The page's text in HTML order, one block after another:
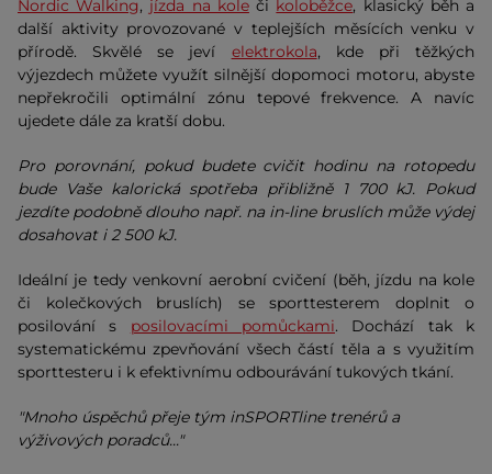
Nordic Walking, jízda na koleči koloběžce, klasický běh a
další aktivity provozované v teplejších měsících venku v
přírodě. Skvělé se jeví elektrokola, kde při těžkých
výjezdech můžete využít silnější dopomoci motoru, abyste
nepřekročili optimální zónu tepové frekvence. A navíc
ujedete dále za kratší dobu.
Pro porovnání, pokud budete cvičit hodinu na rotopedu
bude Vaše kalorická spotřeba přibližně 1 700 kJ. Pokud
jezdíte podobně dlouho např. na in-line bruslích může výdej
dosahovat i 2 500 kJ.
Ideální je tedy venkovní aerobní cvičení (běh, jízdu na kole
či kolečkových bruslích) se sporttesterem doplnit o
posilování s posilovacími pomůckami. Dochází tak k
systematickému zpevňování všech částí těla a s využitím
sporttesteru i k efektivnímu odbourávání tukových tkání.
"Mnoho úspěchů přeje tým inSPORTline trenérů a
výživových poradců..."